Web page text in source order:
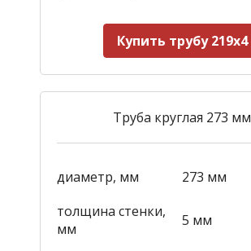
Купить трубу 219х4
Труба круглая 273 мм
диаметр, мм
273 мм
толщина стенки,
мм
5 мм